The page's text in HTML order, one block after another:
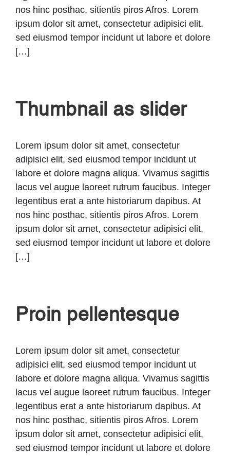
nos hinc posthac, sitientis piros Afros. Lorem
ipsum dolor sit amet, consectetur adipisici elit,
sed eiusmod tempor incidunt ut labore et dolore
[…]
Thumbnail as slider
Lorem ipsum dolor sit amet, consectetur
adipisici elit, sed eiusmod tempor incidunt ut
labore et dolore magna aliqua. Vivamus sagittis
lacus vel augue laoreet rutrum faucibus. Integer
legentibus erat a ante historiarum dapibus. At
nos hinc posthac, sitientis piros Afros. Lorem
ipsum dolor sit amet, consectetur adipisici elit,
sed eiusmod tempor incidunt ut labore et dolore
[…]
Proin pellentesque
Lorem ipsum dolor sit amet, consectetur
adipisici elit, sed eiusmod tempor incidunt ut
labore et dolore magna aliqua. Vivamus sagittis
lacus vel augue laoreet rutrum faucibus. Integer
legentibus erat a ante historiarum dapibus. At
nos hinc posthac, sitientis piros Afros. Lorem
ipsum dolor sit amet, consectetur adipisici elit,
sed eiusmod tempor incidunt ut labore et dolore